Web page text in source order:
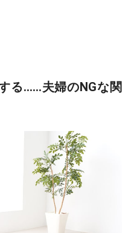
る……夫婦のNGな関